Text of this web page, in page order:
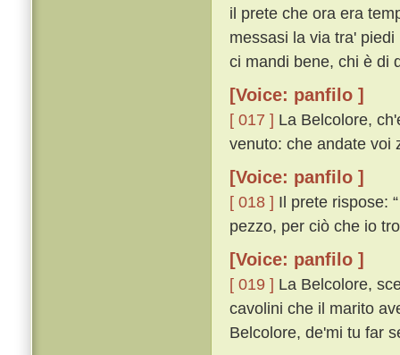
il prete che ora era
messasi la via tra'
ci mandi bene, chi è di
[Voice: panfilo ]
[ 017 ] La Belcolore,
venuto: che andate voi
[Voice: panfilo ]
[ 018 ] Il prete rispose:
pezzo, per ciò che io
[Voice: panfilo ]
[ 019 ] La Belcolore,
cavolini che il marito
Belcolore, de'mi tu far